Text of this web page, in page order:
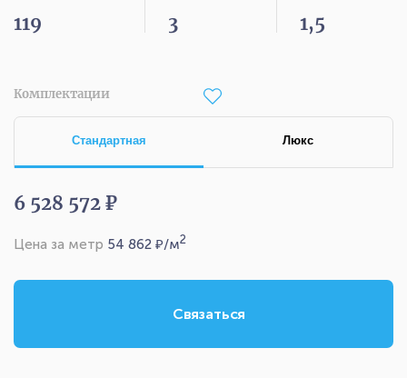
119 3 1,5
Комплектации
Стандартная Люкс
6 528 572 ₽
Цена за метр 54 862 ₽/м2
Связаться